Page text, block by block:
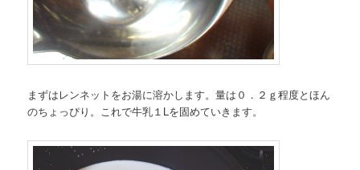
まずはレンネットをお湯に溶かします。量は０．２ｇ程度とほん
のちょっぴり。これで牛乳１Lを固めていきます。